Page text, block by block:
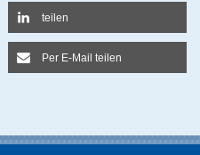
teilen
Per E-Mail teilen